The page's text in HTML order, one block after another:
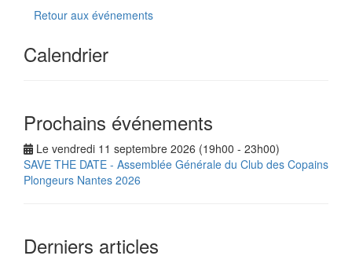
Retour aux événements
Calendrier
Prochains événements
Le vendredi 11 septembre 2026 (19h00 - 23h00)
SAVE THE DATE - Assemblée Générale du Club des Copains
Plongeurs Nantes 2026
Derniers articles